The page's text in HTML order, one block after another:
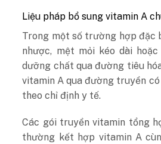
Liệu pháp bổ sung vitamin A
Trong một số trường hợp đặc
nhược, mệt mỏi kéo dài
dưỡng chất qua đường tiêu
vitamin A qua đường truyền
theo chỉ định y tế.
Các gói truyền vitamin tổng
thường kết hợp vitamin A